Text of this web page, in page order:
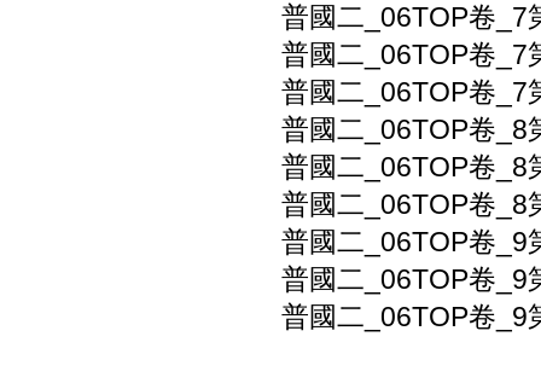
普國二_06TOP卷_7
普國二_06TOP卷_7
普國二_06TOP卷_7
普國二_06TOP卷_8
普國二_06TOP卷_8
普國二_06TOP卷_8
普國二_06TOP卷_9
普國二_06TOP卷_9
普國二_06TOP卷_9